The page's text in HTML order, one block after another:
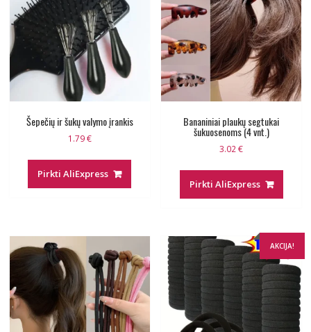
Šepečių ir šukų valymo įrankis
1.79€
Pirkti AliExpress
Bananiniai plaukų segtukai
šukuosenoms (4 vnt.)
3.02€
Pirkti AliExpress
AKCIJA!